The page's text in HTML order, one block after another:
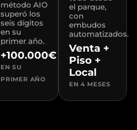
método AIO
superó los
seis dígitos
en su
primer año.
+100.000€
EN SU
PRIMER AÑO
el parque,
con
embudos
automatizados.
Venta +
Piso +
Local
EN 4 MESES